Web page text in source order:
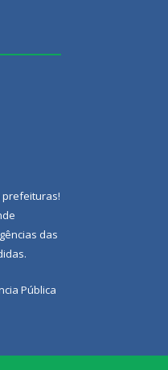
prefeituras!
das
Pública